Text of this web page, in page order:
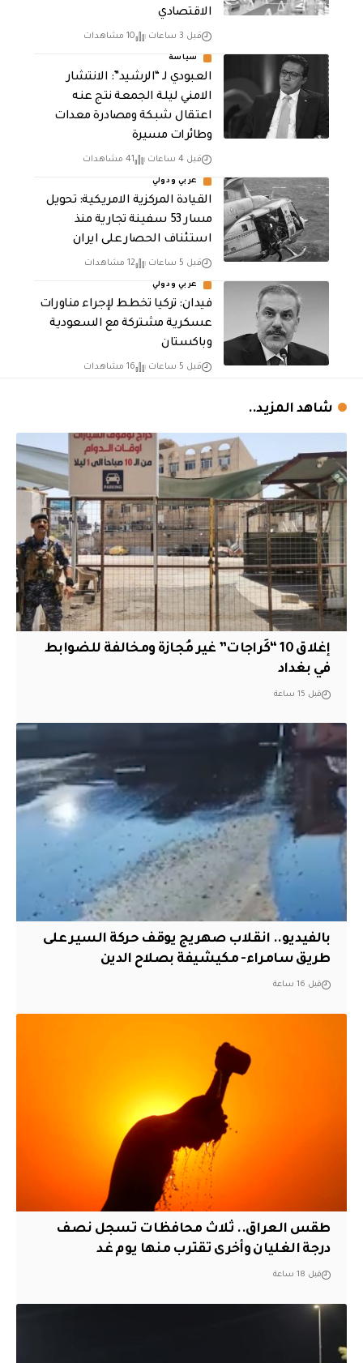
الاقتصادي
قبل 3 ساعات 10 مشاهدات
سياسة
العبودي لـ “الرشيد”: الانتشار
الامني ليلة الجمعة نتج عنه
اعتقال شبكة ومصادرة معدات
وطائرات مسيرة
قبل 4 ساعات 41 مشاهدات
عربي ودولي
القيادة المركزية الامريكية: تحويل
مسار 53 سفينة تجارية منذ
استئناف الحصار على ايران
قبل 5 ساعات 12 مشاهدات
عربي ودولي
فيدان: تركيا تخطط لإجراء مناورات
عسكرية مشتركة مع السعودية
وباكستان
قبل 5 ساعات 16 مشاهدات
شاهد المزيد..
إغلاق 10 “كَراجات” غير مُجازة ومخالفة للضوابط
في بغداد
قبل 15 ساعة
بالفيديو.. انقلاب صهريج يوقف حركة السير على
طريق سامراء- مكيشيفة بصلاح الدين
قبل 16 ساعة
طقس العراق.. ثلاث محافظات تسجل نصف
درجة الغليان وأخرى تقترب منها يوم غد
قبل 18 ساعة